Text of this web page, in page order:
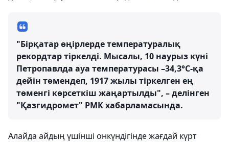
"Бірқатар өңірлерде температуралық
рекордтар тіркелді. Мысалы, 10 наурыз күні
Петропавлда ауа температурасы –34,3°C-қа
дейін төмендеп, 1917 жылы тіркелген ең
төменгі көрсеткіш жаңартылды", – делінген
"Қазгидромет" РМК хабарламасында.
Алайда айдың үшінші онкүндігінде жағдай күрт